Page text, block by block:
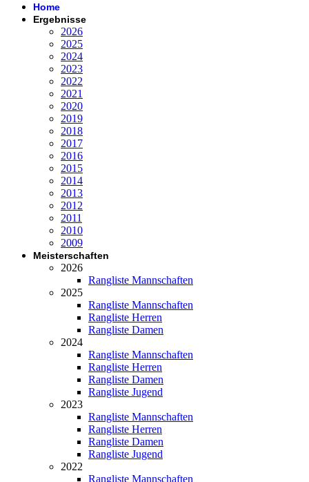
Home
Ergebnisse
2026
2025
2024
2023
2022
2021
2020
2019
2018
2017
2016
2015
2014
2013
2012
2011
2010
2009
Meisterschaften
2026
Rangliste Mannschaften
2025
Rangliste Mannschaften
Rangliste Herren
Rangliste Damen
2024
Rangliste Mannschaften
Rangliste Herren
Rangliste Damen
Rangliste Jugend
2023
Rangliste Mannschaften
Rangliste Herren
Rangliste Damen
Rangliste Jugend
2022
Rangliste Mannschaften